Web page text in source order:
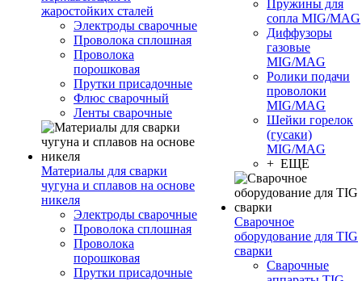
жаростойких сталей
Электроды сварочные
Проволока сплошная
Проволока
порошковая
Прутки присадочные
Флюс сварочный
Ленты сварочные
Материалы для сварки
чугуна и сплавов на основе
никеля
Электроды сварочные
Проволока сплошная
Проволока
порошковая
Прутки присадочные
Пружины для
сопла MIG/MAG
Диффузоры
газовые
MIG/MAG
Ролики подачи
проволоки
MIG/MAG
Шейки горелок
(гусаки)
MIG/MAG
+ ЕЩЕ
Сварочное
оборудование для TIG
сварки
Сварочные